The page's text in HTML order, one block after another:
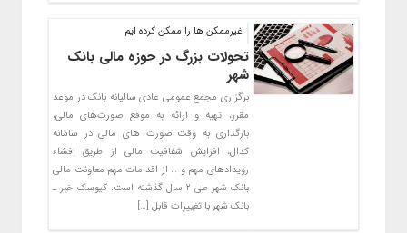
غیرممکن ها را ممکن کرده ایم
تحولات بزرگ در حوزه مالی بانک
شهر
برگزاری مجمع عمومی عادی سالیانه بانک در موعد
مقرر، تهیه و ارائه به موقع صورت‌های مالی،
بارگذاری به وقت صورت های مالی در سامانه
کدال، افزایش شفافیت مالی از طریق افشاء
رویدادهای مهم و … از اقدامات مهم معاونت مالی
بانک شهر طی ۲ سال گذشته است. کیوسک خبر ـ
بانک شهر با تغییرات قابل […]